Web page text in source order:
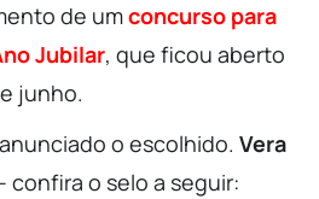
de umconcurso para
Jubilar, que ficou aberto
junho.
o escolhido. Vera
confira o selo a seguir: